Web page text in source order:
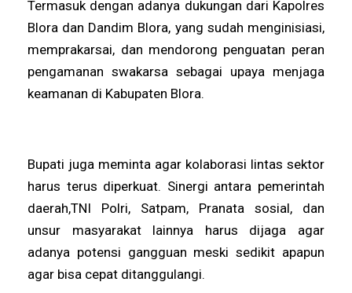
Termasuk dengan adanya dukungan dari Kapolres
Blora dan Dandim Blora, yang sudah menginisiasi,
memprakarsai, dan mendorong penguatan peran
pengamanan swakarsa sebagai upaya menjaga
keamanan di Kabupaten Blora.
Bupati juga meminta agar kolaborasi lintas sektor
harus terus diperkuat. Sinergi antara pemerintah
daerah,TNI Polri, Satpam, Pranata sosial, dan
unsur masyarakat lainnya harus dijaga agar
adanya potensi gangguan meski sedikit apapun
agar bisa cepat ditanggulangi.